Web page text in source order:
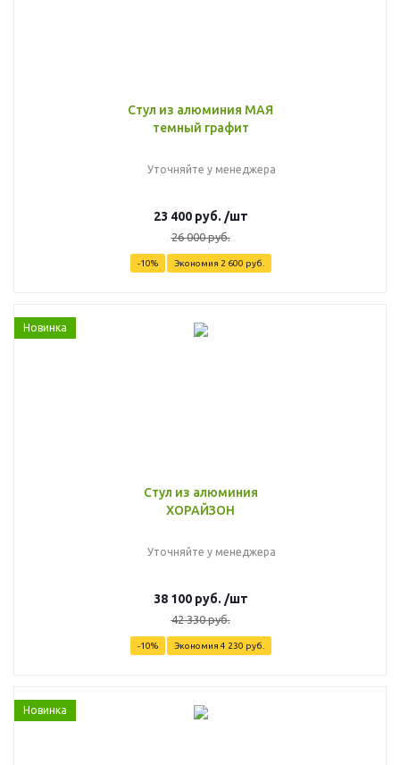
Стул из алюминия МАЯ
темный графит
Уточняйте у менеджера
23 400руб. /шт
26 000руб.
-10% Экономия 2 600 руб.
Новинка
Стул из алюминия
ХОРАЙЗОН
Уточняйте у менеджера
38 100руб. /шт
42 330руб.
-10% Экономия 4 230 руб.
Новинка